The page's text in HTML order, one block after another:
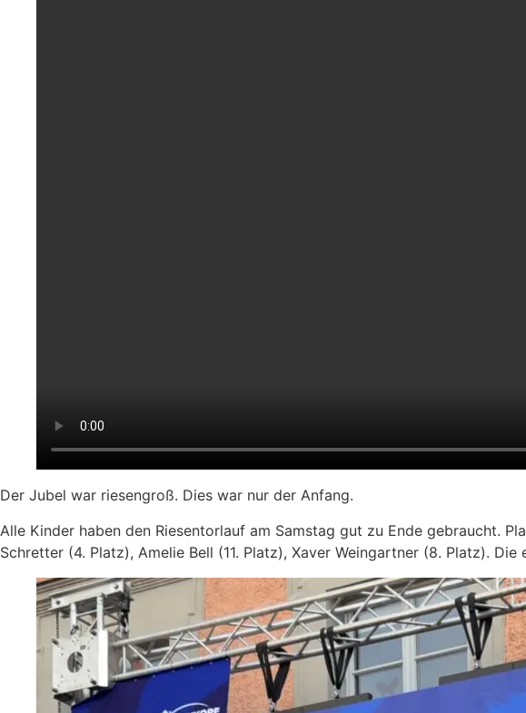
Der Jubel war riesengroß. Dies war nur der Anfang.
Alle Kinder haben den Riesentorlauf am Samstag gut zu Ende gebraucht.
Schretter (4. Platz), Amelie Bell (11. Platz), Xaver Weingartner (8. Platz).